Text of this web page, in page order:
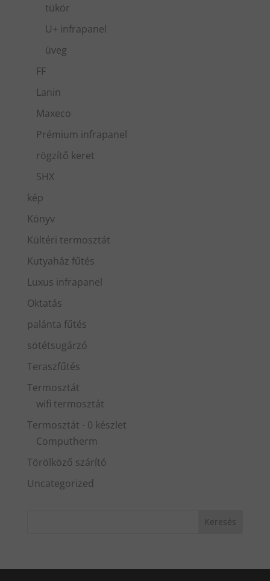
tükör
U+ infrapanel
üveg
FF
Lanin
Maxeco
Prémium infrapanel
rögzítő keret
SHX
kép
Könyv
Kültéri termosztát
Kutyaház fűtés
Luxus infrapanel
Oktatás
palánta fűtés
sötétsugárzó
Teraszfűtés
Termosztát
wifi termosztát
Termosztát - 0 készlet
Computherm
Törölköző szárító
Uncategorized